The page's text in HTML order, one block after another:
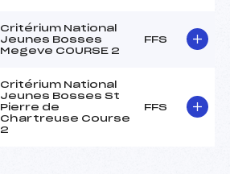
Critérium National
Jeunes Bosses
Megeve COURSE 2
FFS
Critérium National
Jeunes Bosses St
Pierre de
Chartreuse Course
2
FFS